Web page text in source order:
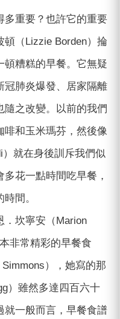
多重要？也許它的重要
（Lizzie Borden）掄
頓糟糕的早餐。它無疑
冠肺炎爆發、居家隔離
之改變。以前的我們
啡和玉米瑪芬，然後像
就在身後訓斥我們似
花一點時間吃早餐，
間。
．坎寧安（Marion
非常精彩的早餐食
），她寫的那
）雖然多達四百六十
就一般而言，早餐食譜